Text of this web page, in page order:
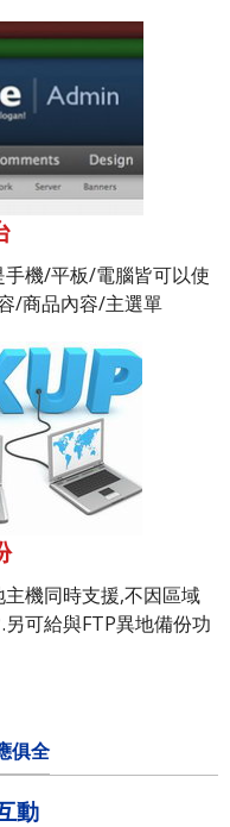
機/平板/電腦皆可以使
/商品內容/主選單
機同時支援,不因區域
可給與FTP異地備份功
俱全
動